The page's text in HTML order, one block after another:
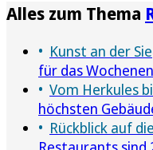
Alles zum Thema
Kunst an der
für das
Vom Herkules
höchsten
Rückblick auf